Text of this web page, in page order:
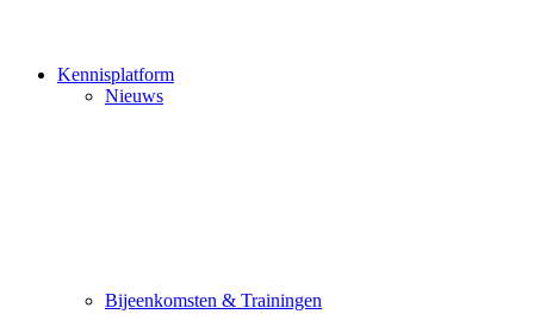
Kennisplatform
Nieuws
Bijeenkomsten & Trainingen